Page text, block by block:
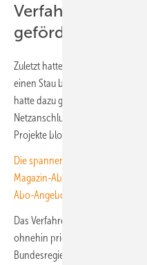
Verfahren gilt
geförderte
Zuletzt hatten sowohl
einen Stau bei den
hatte dazu geführt, dass so früh
Netzanschluss gestellt wurde,
Projekte blockiert wurden.
Die spannendsten Artikel,
Magazin-Abonnent:innen. Sie
Abo-Angebote informieren und
Das Verfahren gilt nicht für EEG-
ohnehin priorisiert ans Netz
Bundesregierung diesen